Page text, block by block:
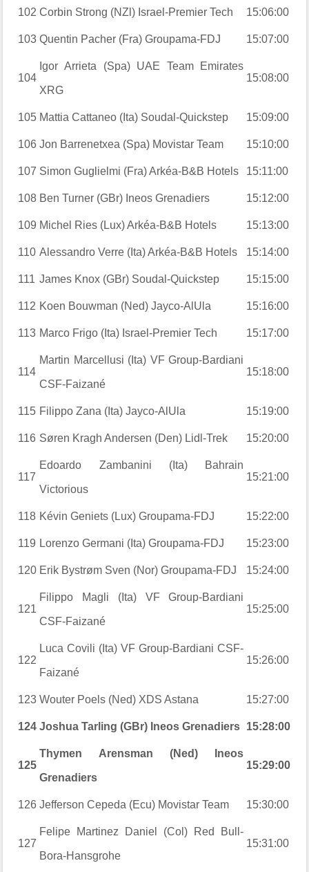
102 Corbin Strong (NZl) Israel-Premier Tech 15:06:00
103 Quentin Pacher (Fra) Groupama-FDJ 15:07:00
104
Igor Arrieta (Spa) UAE Team Emirates
XRG
15:08:00
105 Mattia Cattaneo (Ita) Soudal-Quickstep 15:09:00
106 Jon Barrenetxea (Spa) Movistar Team 15:10:00
107 Simon Guglielmi (Fra) Arkéa-B&B Hotels 15:11:00
108 Ben Turner (GBr) Ineos Grenadiers 15:12:00
109 Michel Ries (Lux) Arkéa-B&B Hotels 15:13:00
110 Alessandro Verre (Ita) Arkéa-B&B Hotels 15:14:00
111 James Knox (GBr) Soudal-Quickstep 15:15:00
112 Koen Bouwman (Ned) Jayco-AlUla 15:16:00
113 Marco Frigo (Ita) Israel-Premier Tech 15:17:00
114
Martin Marcellusi (Ita) VF Group-Bardiani
CSF-Faizané
15:18:00
115 Filippo Zana (Ita) Jayco-AlUla 15:19:00
116 Søren Kragh Andersen (Den) Lidl-Trek 15:20:00
117
Edoardo Zambanini (Ita) Bahrain
Victorious
15:21:00
118 Kévin Geniets (Lux) Groupama-FDJ 15:22:00
119 Lorenzo Germani (Ita) Groupama-FDJ 15:23:00
120 Erik Bystrøm Sven (Nor) Groupama-FDJ 15:24:00
121
Filippo Magli (Ita) VF Group-Bardiani
CSF-Faizané
15:25:00
122
Luca Covili (Ita) VF Group-Bardiani CSF-
Faizané
15:26:00
123 Wouter Poels (Ned) XDS Astana 15:27:00
124 Joshua Tarling (GBr) Ineos Grenadiers 15:28:00
125
Thymen Arensman (Ned) Ineos
Grenadiers
15:29:00
126 Jefferson Cepeda (Ecu) Movistar Team 15:30:00
127
Felipe Martinez Daniel (Col) Red Bull-
Bora-Hansgrohe
15:31:00